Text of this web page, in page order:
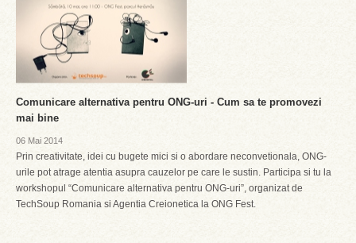
Comunicare alternativa pentru ONG-uri - Cum sa te promovezi
mai bine
06 Mai 2014
Prin creativitate, idei cu bugete mici si o abordare neconvetionala, ONG-
urile pot atrage atentia asupra cauzelor pe care le sustin. Participa si tu la
workshopul “Comunicare alternativa pentru ONG-uri”, organizat de
TechSoup Romania si Agentia Creionetica la ONG Fest.